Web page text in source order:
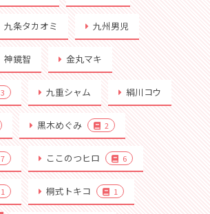
九条タカオミ 九州男児
神鏡智 金丸マキ
3 九重シャム 絹川コウ
黒木めぐみ 2
7 ここのつヒロ 6
1 桐式トキコ 1